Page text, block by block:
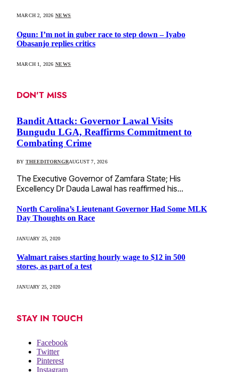
MARCH 2, 2026 NEWS
Ogun: I’m not in guber race to step down – Iyabo
Obasanjo replies critics
MARCH 1, 2026 NEWS
DON'T MISS
Bandit Attack: Governor Lawal Visits
Bungudu LGA, Reaffirms Commitment to
Combating Crime
BY THEEDITORNGRAUGUST 7, 2026
The Executive Governor of Zamfara State; His
Excellency Dr Dauda Lawal has reaffirmed his…
North Carolina’s Lieutenant Governor Had Some MLK
Day Thoughts on Race
JANUARY 25, 2020
Walmart raises starting hourly wage to $12 in 500
stores, as part of a test
JANUARY 25, 2020
STAY IN TOUCH
Facebook
Twitter
Pinterest
Instagram